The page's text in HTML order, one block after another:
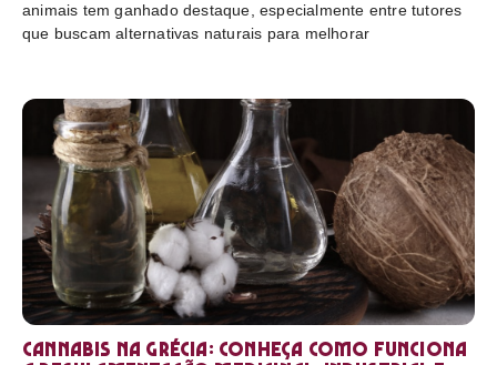
animais tem ganhado destaque, especialmente entre tutores
que buscam alternativas naturais para melhorar
Cannabis na Grécia: conheça como funciona